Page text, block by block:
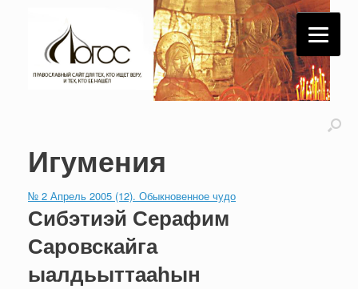
Игумения
№ 2 Апрель 2005 (12). Обыкновенное чудо
Сибэтиэй Серафим
Саровскайга
ыалдьыттааһын